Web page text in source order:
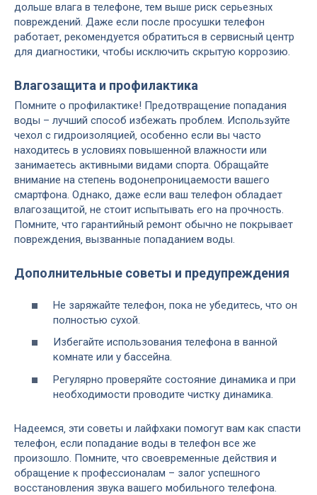
дольше влага в телефоне‚ тем выше риск серьезных
повреждений. Даже если после просушки телефон
работает‚ рекомендуется обратиться в сервисный центр
для диагностики‚ чтобы исключить скрытую коррозию.
Влагозащита и профилактика
Помните о профилактике! Предотвращение попадания
воды – лучший способ избежать проблем. Используйте
чехол с гидроизоляцией‚ особенно если вы часто
находитесь в условиях повышенной влажности или
занимаетесь активными видами спорта. Обращайте
внимание на степень водонепроницаемости вашего
смартфона. Однако‚ даже если ваш телефон обладает
влагозащитой‚ не стоит испытывать его на прочность.
Помните‚ что гарантийный ремонт обычно не покрывает
повреждения‚ вызванные попаданием воды.
Дополнительные советы и предупреждения
Не заряжайте телефон‚ пока не убедитесь‚ что он
полностью сухой.
Избегайте использования телефона в ванной
комнате или у бассейна.
Регулярно проверяйте состояние динамика и при
необходимости проводите чистку динамика.
Надеемся‚ эти советы и лайфхаки помогут вам как спасти
телефон‚ если попадание воды в телефон все же
произошло. Помните‚ что своевременные действия и
обращение к профессионалам – залог успешного
восстановления звука вашего мобильного телефона.